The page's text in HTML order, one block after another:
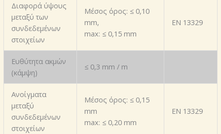
Διαφορά ύψους
μεταξύ των
συνδεδεμένων
στοιχείων
Μέσος όρος: ≤ 0,10
mm,
max: ≤ 0,15 mm
EN 13329
Ευθύτητα ακμών
(κάμψη)
≤ 0,3 mm / m
Ανοίγματα
μεταξύ
συνδεδεμένων
στοιχείων
Μέσος όρος: ≤ 0,15
mm
max: ≤ 0,20 mm
EN 13329